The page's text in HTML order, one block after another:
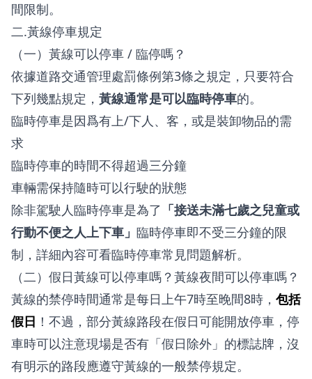
間限制。
二.黃線停車規定
（一）黃線可以停車 / 臨停嗎？
依據道路交通管理處罰條例第3條之規定，只要符合
下列幾點規定， 黃線通常是可以臨時停車的。
臨時停車是因爲有上/下人、客，或是裝卸物品的需
求
臨時停車的時間不得超過三分鐘
車輛需保持隨時可以行駛的狀態
除非駕駛人臨時停車是為了 「接送未滿七歲之兒童或
行動不便之人上下車」 臨時停車即不受三分鐘的限
制，詳細內容可看臨時停車常見問題解析。
（二）假日黃線可以停車嗎？黃線夜間可以停車嗎？
黃線的禁停時間通常是每日上午7時至晚間8時， 包括
假日 ！不過，部分黃線路段在假日可能開放停車，停
車時可以注意現場是否有「假日除外」的標誌牌，沒
有明示的路段應遵守黃線的一般禁停規定。